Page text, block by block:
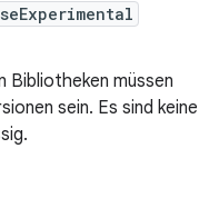
Bibliotheken müssen
sein. Es sind keine